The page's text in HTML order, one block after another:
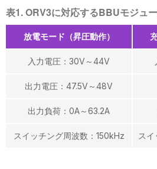
表1. ORV3に対応するBBUモジュ
放電モード（昇圧動作）
入力電圧：30V～44V
出力電圧：47.5V～48V
出力負荷：0A～63.2A
スイッチング周波数：150kHz ス